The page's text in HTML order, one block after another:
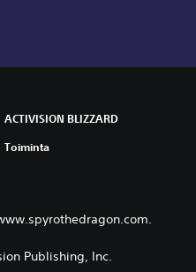
ACTIVISION BLIZZARD
Toiminta
Publishing, Inc.